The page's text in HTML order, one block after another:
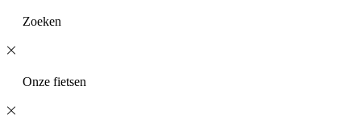
Zoeken
Onze fietsen